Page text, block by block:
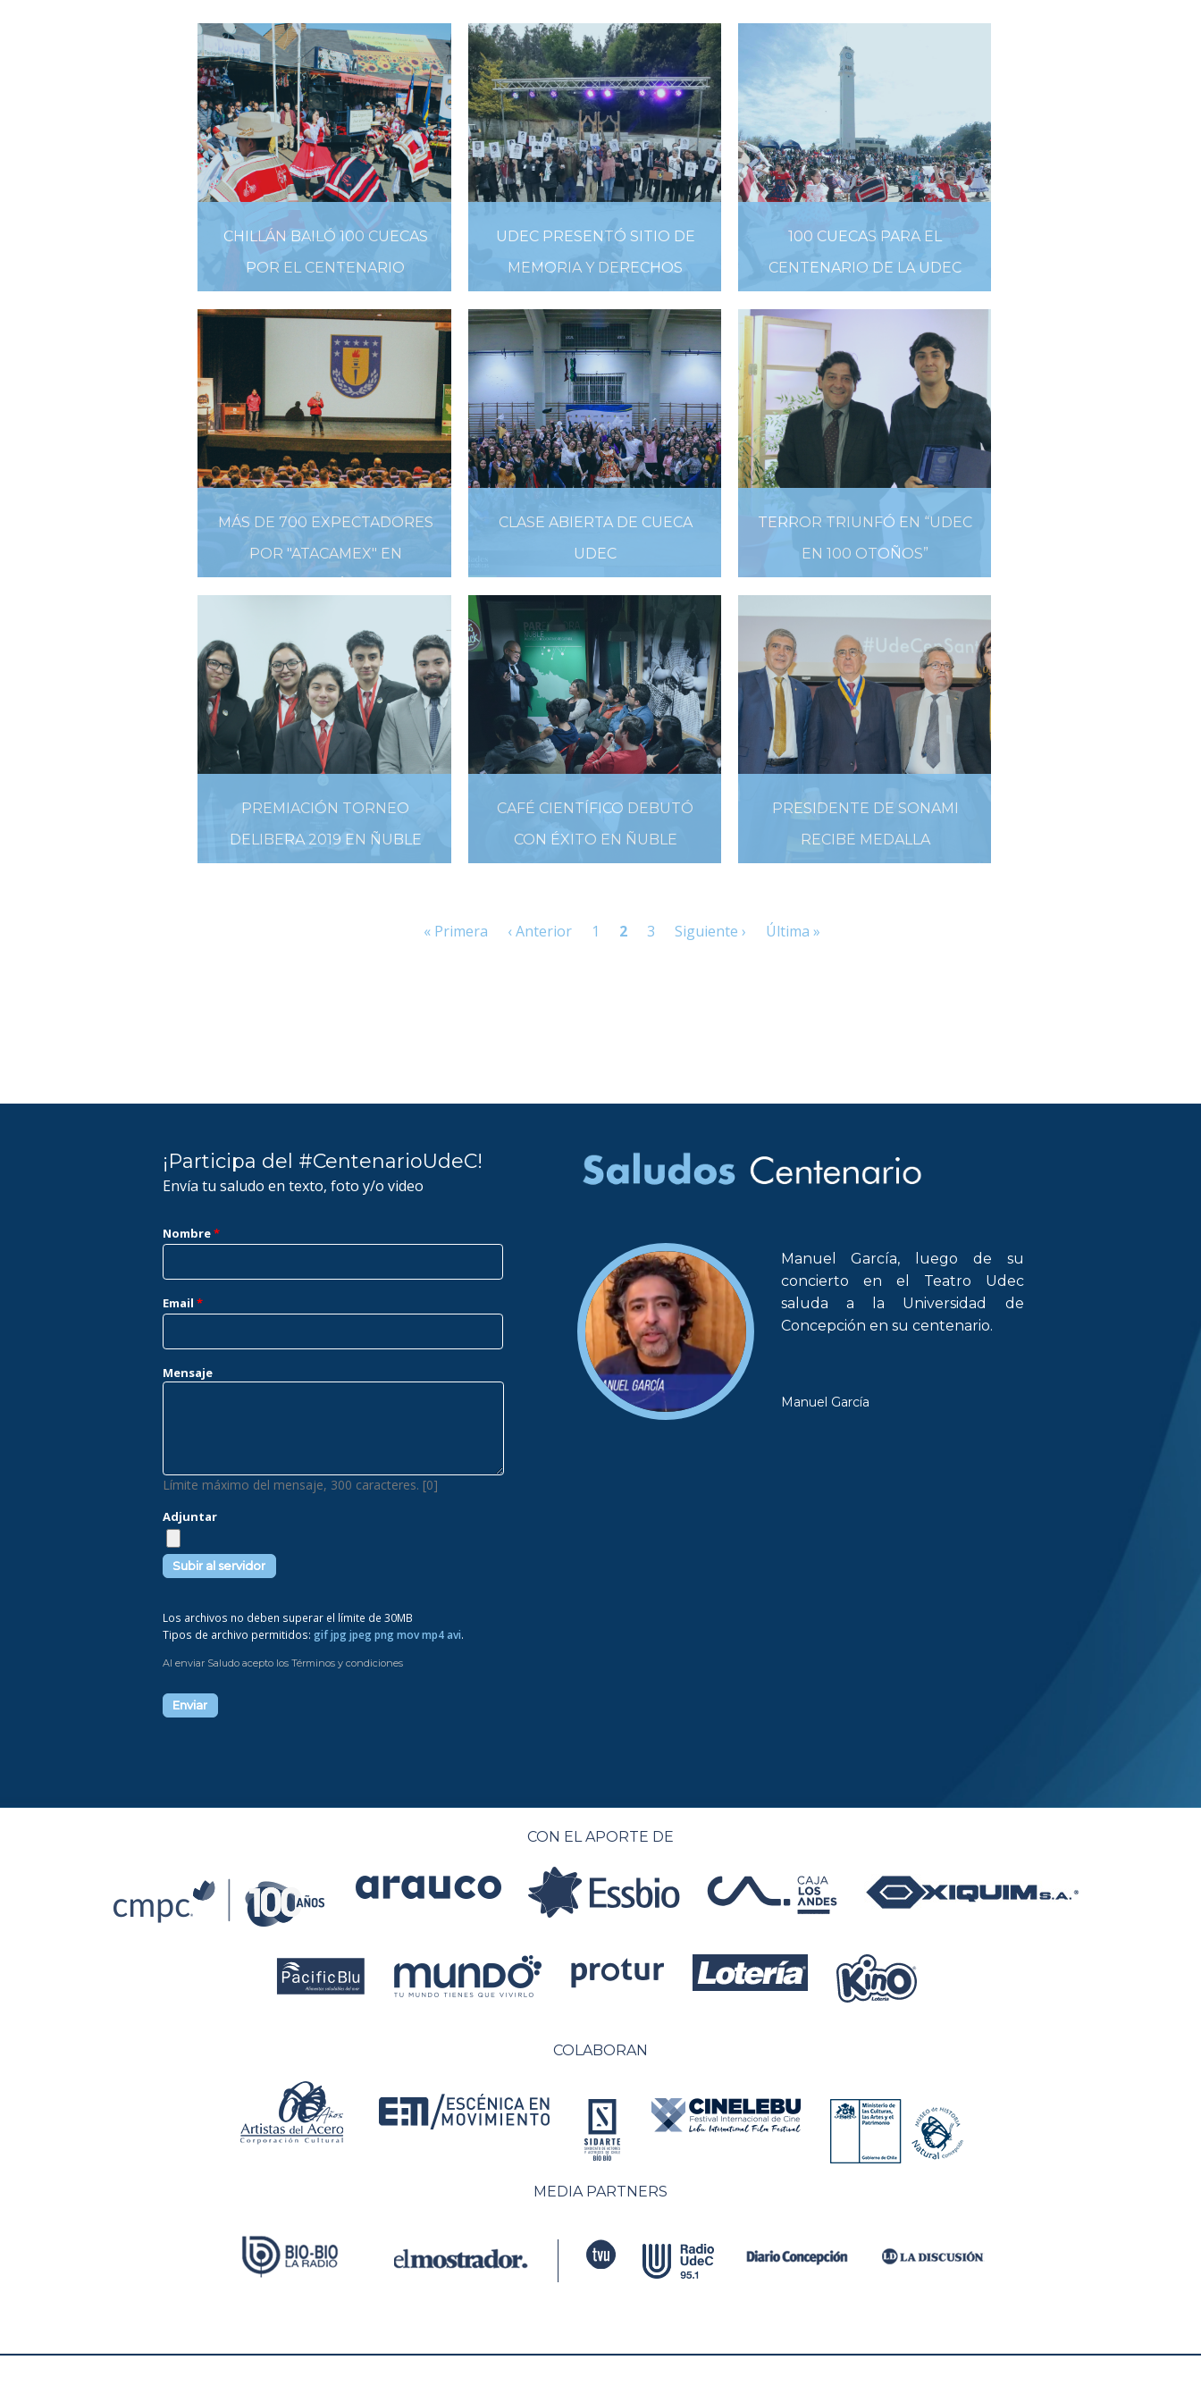
CHILLÁN BAILÓ 100 CUECAS
POR EL CENTENARIO
UDEC PRESENTÓ SITIO DE
MEMORIA Y DERECHOS
26 DE SEPTIEMBRE DE 2019
100 CUECAS PARA EL
CENTENARIO DE LA UDEC
MÁS DE 700 EXPECTADORES
POR "ATACAMEX" EN
CLASE ABIERTA DE CUECA
UDEC
TERROR TRIUNFÓ EN “UDEC
EN 100 OTOÑOS”
PREMIACIÓN TORNEO
DELIBERA 2019 EN ÑUBLE
CAFÉ CIENTÍFICO DEBUTÓ
CON ÉXITO EN ÑUBLE
PRESIDENTE DE SONAMI
RECIBE MEDALLA
« Primera ‹ Anterior 1 2 3 Siguiente › Última »
¡Participa del #CentenarioUdeC!
Envía tu saludo en texto, foto y/o video
Nombre*
Email *
Mensaje
Límite máximo del mensaje, 300 caracteres. [0]
Adjuntar
Los archivos no deben superar el límite de 30MB
Tipos de archivo permitidos: gif jpg jpeg png mov mp4 avi.
Al enviar Saludo acepto los Términos y condiciones
Manuel García, luego de su
concierto en el Teatro Udec
saluda a la Universidad de
Concepción en su centenario.
Manuel García
CON EL APORTE DE
COLABORAN
MEDIA PARTNERS